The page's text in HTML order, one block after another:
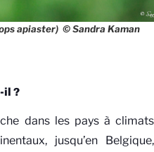
apiaster) © Sandra Kaman
il ?
dans les pays à climats
jusqu’en Belgique,